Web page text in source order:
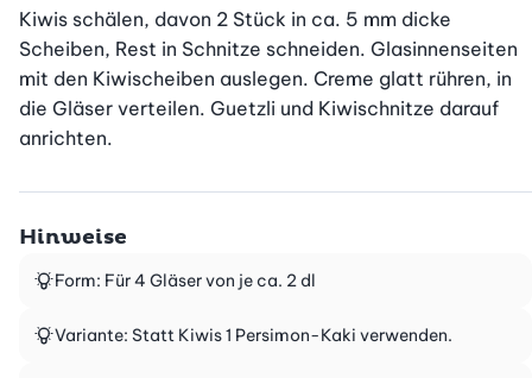
Kiwis schälen, davon 2 Stück in ca. 5 mm dicke
Scheiben, Rest in Schnitze schneiden. Glasinnenseiten
mit den Kiwischeiben auslegen. Creme glatt rühren, in
die Gläser verteilen. Guetzli und Kiwischnitze darauf
anrichten.
Hinweise
Form: Für 4 Gläser von je ca. 2 dl
Variante: Statt Kiwis 1 Persimon-Kaki verwenden.